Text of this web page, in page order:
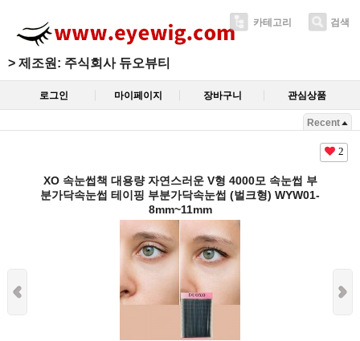
> 제조원: 주식회사 듀오뷰티
카테고리 검색
로그인 마이페이지 장바구니 관심상품
Recent
2
XO 속눈썹책 대용량 자연스러운 V형 4000모 속눈썹 부
분가닥속눈썹 테이핑 부분가닥속눈썹 (벌크형) WYW01-
8mm~11mm